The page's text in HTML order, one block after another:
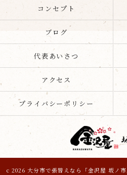
コンセプト
ブログ
代表あいさつ
アクセス
プライバシーポリシー
c 2026 大分市で張替えなら「金沢屋 坂